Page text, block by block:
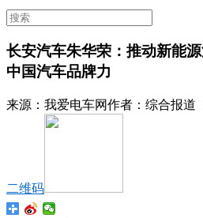
长安汽车朱华荣：推动新能
中国汽车品牌力
来源： 我爱电车网作者： 综合报道
二维码